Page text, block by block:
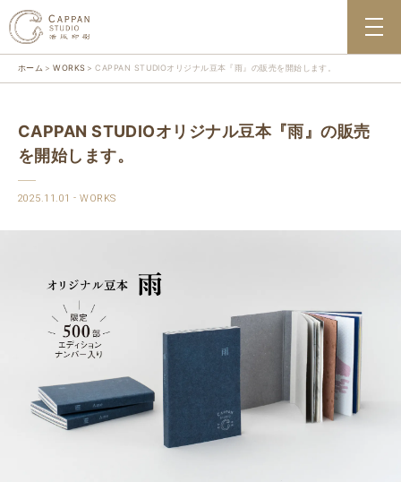
ホーム WORKS CAPPAN STUDIOオリジナル豆本『雨』の販売を開始します。
CAPPAN STUDIOオリジナル豆本『雨』の販売
を開始します。
2025.11.01 WORKS